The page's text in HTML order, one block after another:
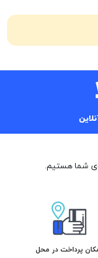
پرداخت در محل